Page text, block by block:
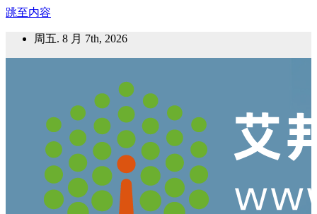
跳至内容
周五. 8 月 7th, 2026